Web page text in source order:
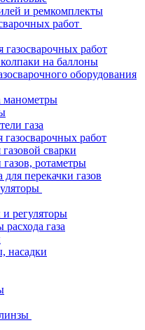
и ремкомплекты
работ
газосварочных работ
на баллоны
оборудования
манометры
газа
газосварочных работ
сварки
ротаметры
для перекачки газов
регуляторы
расхода газа
насадки